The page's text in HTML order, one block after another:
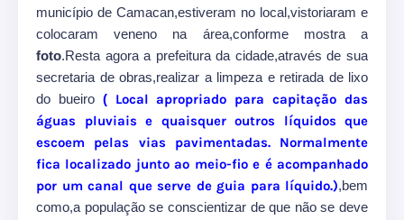
município de Camacan,estiveram no local,vistoriaram e
colocaram veneno na área,conforme mostra a
foto.Resta agora a prefeitura da cidade,através de sua
secretaria de obras,realizar a limpeza e retirada de lixo
do bueiro ( Local apropriado para capitação das
águas pluviais e quaisquer outros líquidos que
escoem pelas vias pavimentadas. Normalmente
fica localizado junto ao meio-fio e é acompanhado
por um canal que serve de guia para líquido.),bem
como,a população se conscientizar de que não se deve